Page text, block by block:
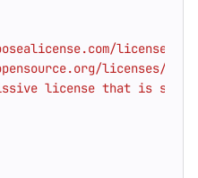
licenses/
licenses/MIT"
license that is